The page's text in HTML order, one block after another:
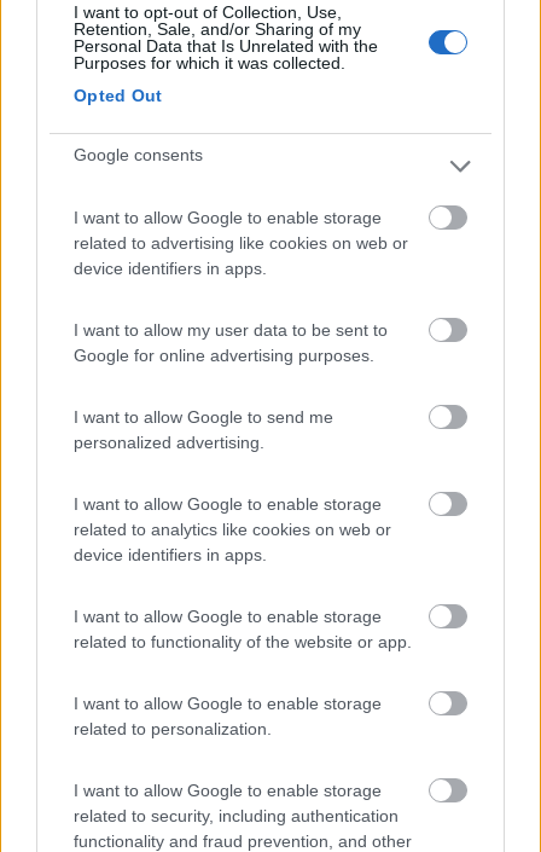
I want to opt-out of Collection, Use,
Retention, Sale, and/or Sharing of my
Personal Data that Is Unrelated with the
Purposes for which it was collected.
Opted Out
Google consents
I want to allow Google to enable storage
related to advertising like cookies on web or
device identifiers in apps.
I want to allow my user data to be sent to
Google for online advertising purposes.
I want to allow Google to send me
personalized advertising.
I want to allow Google to enable storage
related to analytics like cookies on web or
device identifiers in apps.
I want to allow Google to enable storage
related to functionality of the website or app.
I want to allow Google to enable storage
related to personalization.
I want to allow Google to enable storage
related to security, including authentication
functionality and fraud prevention, and other
Tutte le notizie relative a:
Dometic,NDS
Prev
Video CamperOnTest : Laika Ecovip
Commenti
Loginpercommentare.
Le News di Dometic
Il nuovo condizionatore Dometic FreshJet FJX7 2600